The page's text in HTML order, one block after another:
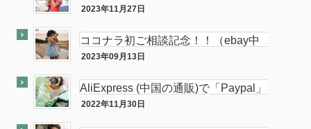
れ筋』がカメラである件
2023年11月27日
ココナラ初ご相談記念！！（ebay中
古フィルムカメラ輸出の相談をお受け
2023年09月13日
AliExpress (中国の通販)で「Paypal」
使って買い物してみた
2022年11月30日